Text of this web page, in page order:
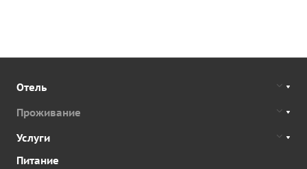
Отель
Проживание
Услуги
Питание